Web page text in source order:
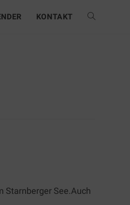
KONTAKT
Starnberger See.Auch